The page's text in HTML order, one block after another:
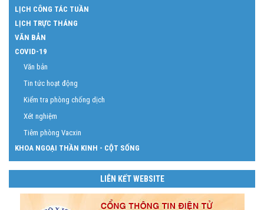
LỊCH CÔNG TÁC TUẦN
LỊCH TRỰC THÁNG
VĂN BẢN
COVID-19
Văn bản
Tin tức hoạt động
Kiểm tra phòng chống dịch
Xét nghiệm
Tiêm phòng Vacxin
KHOA NGOẠI THẦN KINH - CỘT SỐNG
LIÊN KẾT WEBSITE